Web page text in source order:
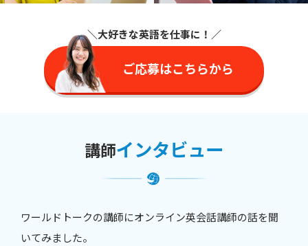
＼大好きな英語を仕事に ！／
ご応募はこちらから
講師インタビュー
ワールドトークの講師にオンライン英会話講師の話を聞
いてみました。